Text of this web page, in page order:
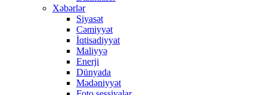
Xəbərlər
Siyasət
Cəmiyyət
İqtisadiyyat
Maliyyə
Enerji
Dünyada
Mədəniyyət